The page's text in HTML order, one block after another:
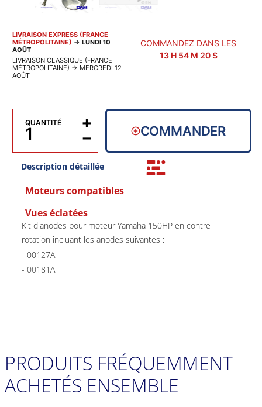
LIVRAISON EXPRESS (FRANCE
MÉTROPOLITAINE) → LUNDI 10
AOÛT
LIVRAISON CLASSIQUE (FRANCE
MÉTROPOLITAINE) → MERCREDI 12
AOÛT
COMMANDEZ DANS LES
13H 54M 20S
QUANTITÉ
−
+ COMMANDER
Description détaillée
Moteurs compatibles
Vues éclatées
Kit d'anodes pour moteur Yamaha 150HP en contre
rotation incluant les anodes suivantes :
- 00127A
- 00181A
PRODUITS FRÉQUEMMENT
ACHETÉS ENSEMBLE